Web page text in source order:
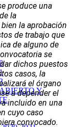
Y
produce una
la
la aprobación
de trabajo que
de alguno de
se
dichos puestos
casos, la
el órgano
a depender el
incluido en una
cuyo caso
convocado.